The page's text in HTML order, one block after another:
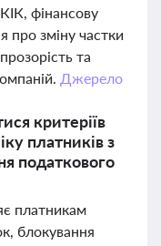
фінансову
про зміну частки
та
Джерело
критеріїв
платників з
податкового
платникам
блокування